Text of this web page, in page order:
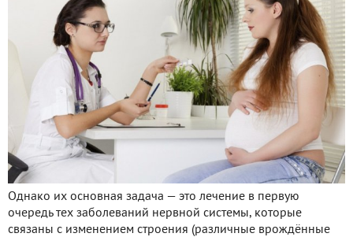
Однако их основная задача — это лечение в первую
очередь тех заболеваний нервной системы, которые
связаны с изменением строения (различные врождённые